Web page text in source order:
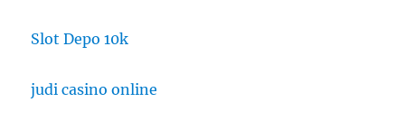
Slot Depo 10k
judi casino online